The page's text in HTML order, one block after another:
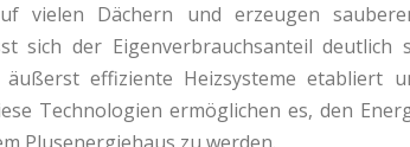
vielen Dächern und erzeugen
sich der Eigenverbrauchsanteil deutlich
effiziente Heizsysteme etabliert
Technologien ermöglichen es, den